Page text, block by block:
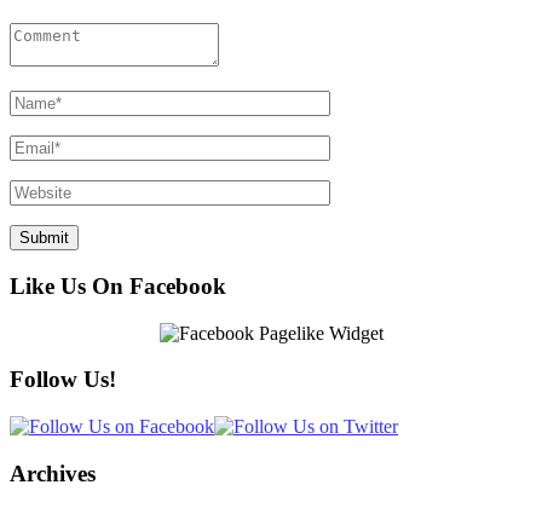
Like Us On Facebook
Follow Us!
Archives